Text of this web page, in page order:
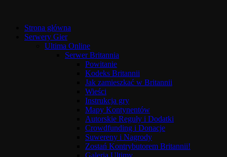
Strona główna
Serwery Gier
Ultima Online
Serwer Britannia
Powitanie
Kodeks Britannii
Jak zamieszkać w Britannii
Wieści
Instrukcja gry
Mapy Kontynentów
Autorskie Reguły i Dodatki
Crowdfunding i Donacje
Suwereny i Nagrody
Zostań Kontrybutorem Britannii!
Galeria Ultimy